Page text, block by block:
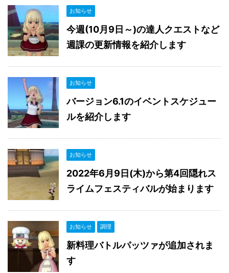
お知らせ
今週(10月9日～)の達人クエストなど
週課の更新情報を紹介します
お知らせ
バージョン6.1のイベントスケジュー
ルを紹介します
お知らせ
2022年6月9日(木)から第4回隠れス
ライムフェスティバルが始まります
お知らせ 調理
新料理バトルパッツァが追加されま
す